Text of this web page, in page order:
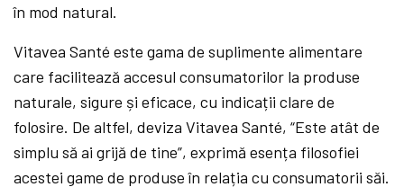
în mod natural.
Vitavea Santé este gama de suplimente alimentare
care facilitează accesul consumatorilor la produse
naturale, sigure și eficace, cu indicații clare de
folosire. De altfel, deviza Vitavea Santé, “Este atât de
simplu să ai grijă de tine”, exprimă esența filosofiei
acestei game de produse în relația cu consumatorii săi.